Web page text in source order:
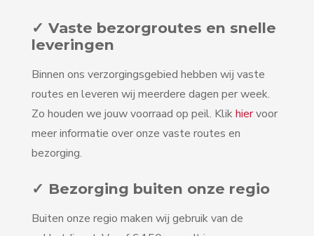
✓ Vaste bezorgroutes en snelle
leveringen
Binnen ons verzorgingsgebied hebben wij vaste
routes en leveren wij meerdere dagen per week.
Zo houden we jouw voorraad op peil. Klikhiervoor
meer informatie over onze vaste routes en
bezorging.
✓ Bezorging buiten onze regio
Buiten onze regio maken wij gebruik van de